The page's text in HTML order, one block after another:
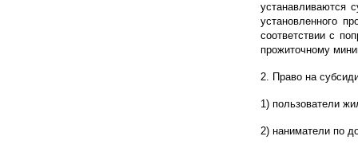
устанавливаются
установленного
соответствии с
прожиточному
2. Право на
1) пользователи
2) наниматели по